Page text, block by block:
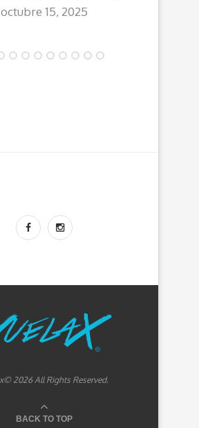
octubre 15, 2025
2026 All Rights Reserved.
BACK TO TOP